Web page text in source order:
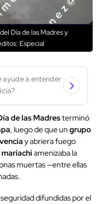
Día de las Madres y
Especial
ayude a entender
de las Madresterminó
, luego de que ungrupo
y abriera fuego
mariachiamenizaba la
muertas —entre ellas
difundidas por el